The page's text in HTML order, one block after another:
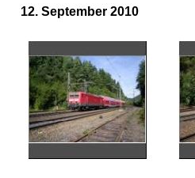
12. September 2010